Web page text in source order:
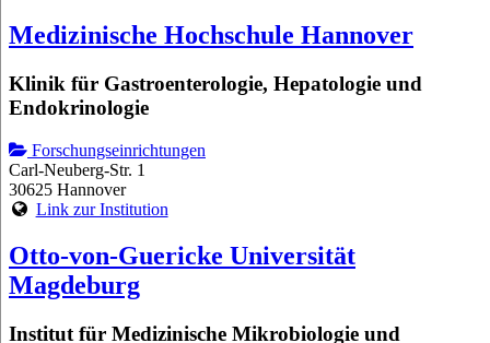
Medizinische Hochschule Hannover
Klinik für Gastroenterologie, Hepatologie und
Endokrinologie
Forschungseinrichtungen
Carl-Neuberg-Str. 1
30625 Hannover
Link zur Institution
Otto-von-Guericke Universität
Magdeburg
Institut für Medizinische Mikrobiologie und